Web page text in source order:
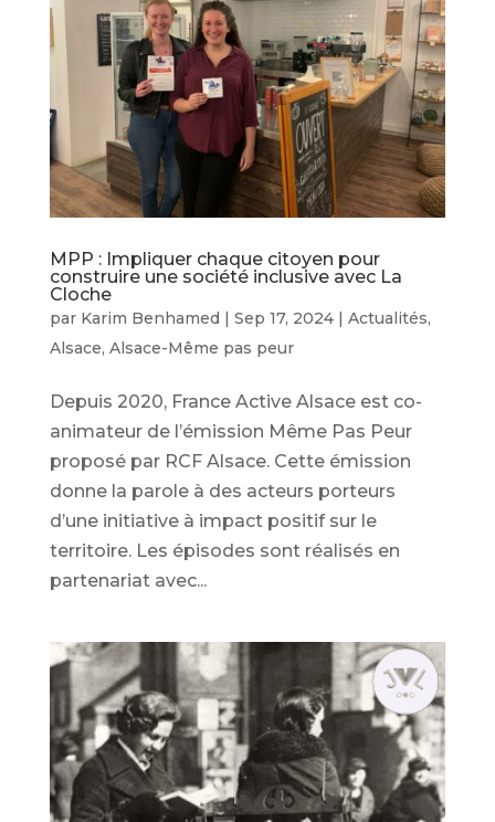
MPP : Impliquer chaque citoyen pour
construire une société inclusive avec La
Cloche
par Karim Benhamed Sep 17, 2024| Actualités,
Alsace, Alsace-Même pas peur
Depuis 2020, France Active Alsace est co-
animateur de l’émission Même Pas Peur
proposé par RCF Alsace. Cette émission
donne la parole à des acteurs porteurs
d’une initiative à impact positif sur le
territoire. Les épisodes sont réalisés en
partenariat avec...